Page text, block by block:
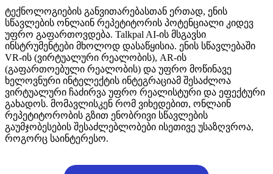
ტექნოლოგიების განვითარებასთან ერთად, ენის
სწავლების ონლაინ რეპეტიტორის პოტენციალი კიდევ
უფრო გაფართოვდება. Talkpal AI-ის მსგავსი
ინსტრუმენტები მხოლოდ დასაწყისია. ენის სწავლებაში
VR-ის (ვირტუალური რეალობის), AR-ის
(გაფართოებული რეალობის) და უფრო მოწინავე
ხელოვნური ინტელექტის ინტეგრაციამ შესაძლოა
ვირტუალური ჩაძირვა უფრო რეალისტური და ეფექტური
გახადოს. მომავლისკენ რომ ვიხედებით, ონლაინ
რეპეტიტორობის გზით ენობრივი სწავლების
გაუმჯობესების შესაძლებლობები ისეთივე უსაზღვროა,
როგორც საინტერესო.